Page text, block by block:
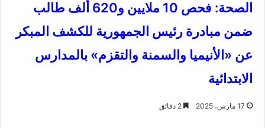
الصحة: فحص 10 ملايين و620 ألف طالب
ضمن مبادرة رئيس الجمهورية للكشف المبكر
عن «الأنيميا والسمنة والتقزم» بالمدارس
الابتدائية
17 مارس، 2025